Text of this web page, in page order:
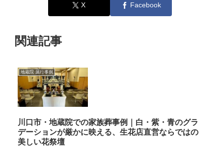
X Facebook
関連記事
地蔵院 施行事例
川口市・地蔵院での家族葬事例｜白・紫・青のグラ
デーションが厳かに映える、生花店直営ならではの
美しい花祭壇